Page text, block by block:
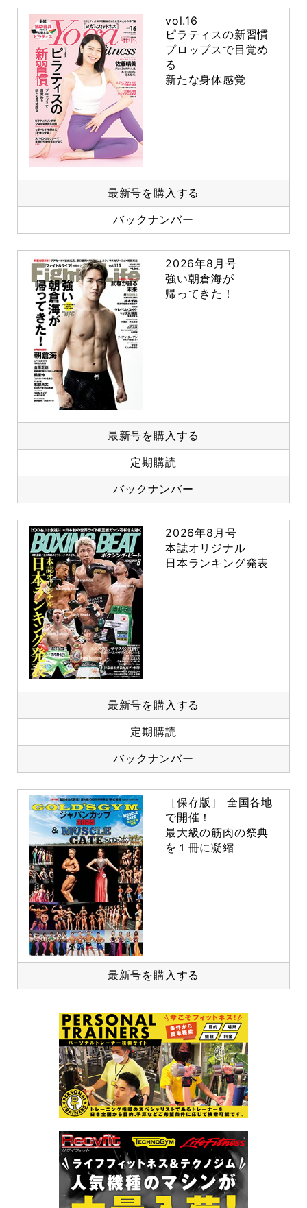
vol.16
ピラティスの新習慣
プロップスで目覚め
る
新たな身体感覚
最新号を購入する
バックナンバー
2026年8月号
強い朝倉海が
帰ってきた！
最新号を購入する
定期購読
バックナンバー
2026年8月号
本誌オリジナル
日本ランキング発表
最新号を購入する
定期購読
バックナンバー
［保存版］ 全国各地
で開催！
最大級の筋肉の祭典
を１冊に凝縮
最新号を購入する